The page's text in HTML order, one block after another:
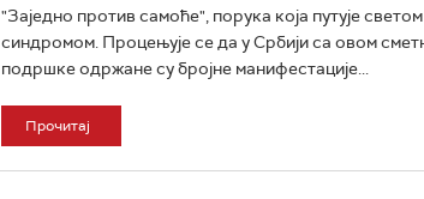
"Заједно против самоће", порука која путује
синдромом. Процењује се да у Србији са овом
подршке одржане су бројне манифестације...
Прочитај